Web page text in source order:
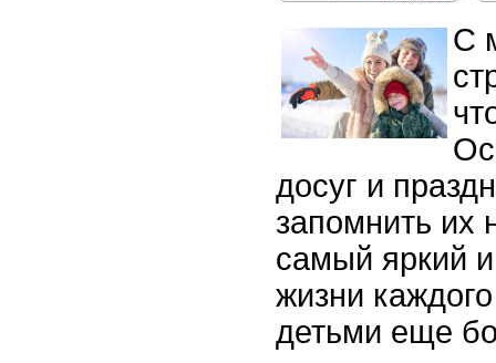
С
досуг и
запомнить их
самый яркий
жизни
детьми еще